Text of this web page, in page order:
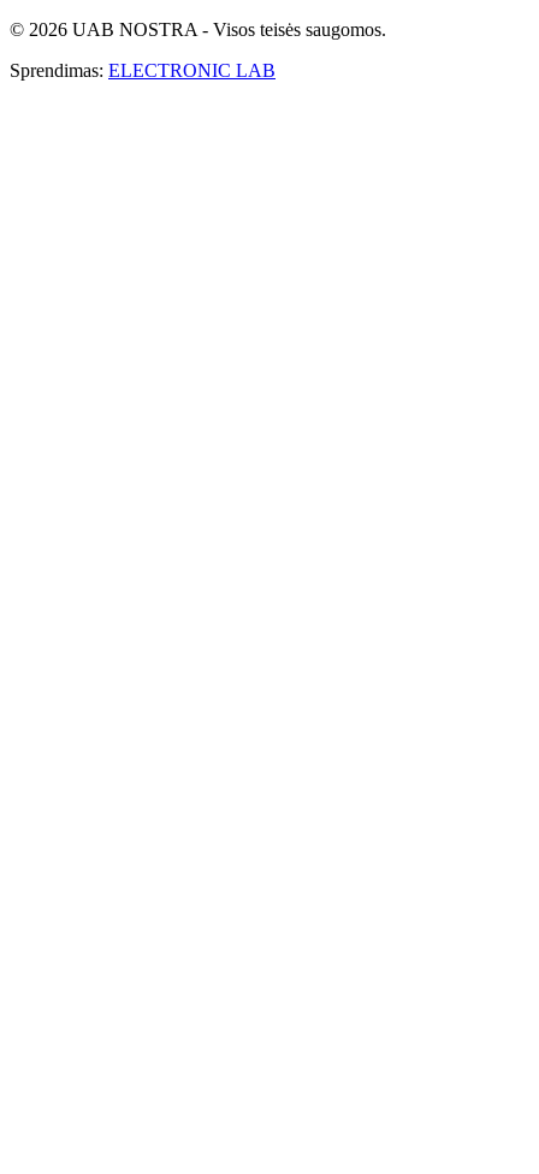
© 2026 UAB NOSTRA - Visos teisės saugomos.
Sprendimas: ELECTRONIC LAB